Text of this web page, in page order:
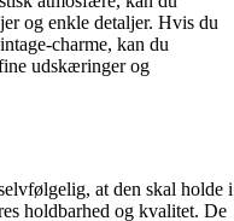
og enkle detaljer. Hvis du
charme, kan du
udskæringer og
at den skal holde i
holdbarhed og kvalitet. De